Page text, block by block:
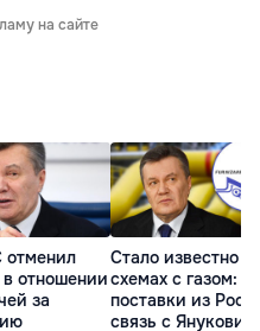
на сайте
отменил
отношении
за
Стало известно о
схемах с газом:
поставки из
связь с